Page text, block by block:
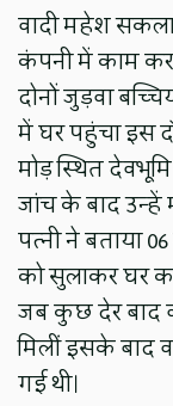
वादी महेश
कंपनी में काम
दोनों जुड़वा
में घर पहुंचा इस
मोड़ स्थित
जांच के बाद उन्हें
पत्नी ने बताया
को सुलाकर घर
जब कुछ देर बाद
मिलीं इसके बाद
गई थी।